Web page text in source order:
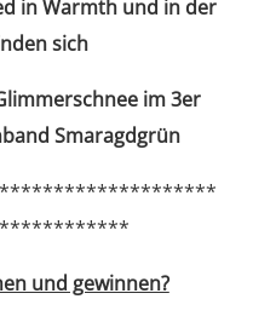
in Warmth und in der
sich
im 3er
Smaragdgrün
und gewinnen?